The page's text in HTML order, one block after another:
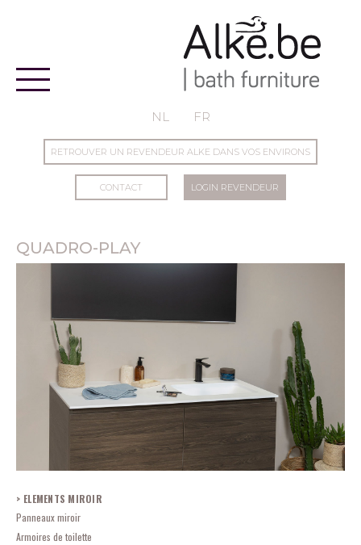
NL FR
RETROUVER UN REVENDEUR ALKE DANS VOS ENVIRONS
CONTACT LOGIN REVENDEUR
QUADRO-PLAY
ELEMENTS MIROIR
Panneaux miroir
Armoires de toilette